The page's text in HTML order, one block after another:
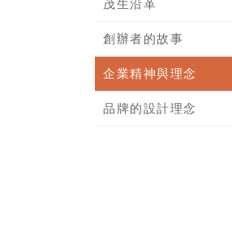
茂生沿革
創辦者的故事
企業精神與理念
品牌的設計理念